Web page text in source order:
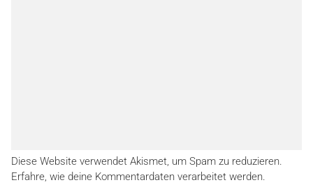
Diese Website verwendet Akismet, um Spam zu reduzieren.
Erfahre, wie deine Kommentardaten verarbeitet werden.